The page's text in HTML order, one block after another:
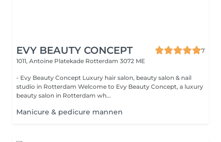
EVY BEAUTY CONCEPT
7
1011, Antoine Platekade Rotterdam 3072 ME
- Evy Beauty Concept Luxury hair salon, beauty salon & nail
studio in Rotterdam Welcome to Evy Beauty Concept, a luxury
beauty salon in Rotterdam wh...
Manicure & pedicure mannen